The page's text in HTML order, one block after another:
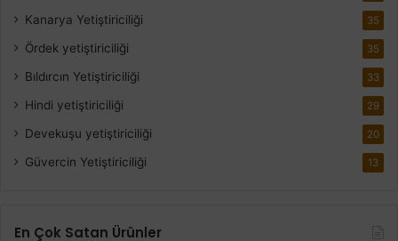
Kanarya Yetiştiriciliği 35
Ördek yetiştiriciliği 35
Bıldırcın Yetiştiriciliği 33
Hindi yetiştiriciliği 29
Devekuşu yetiştiriciliği 20
Güvercin Yetiştiriciliği 13
En Çok Satan Ürünler